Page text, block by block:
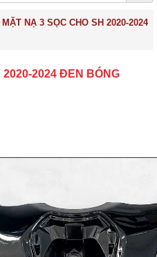
MẶT NẠ 3 SỌC CHO SH 2020-2024
2020-2024 ĐEN BÓNG